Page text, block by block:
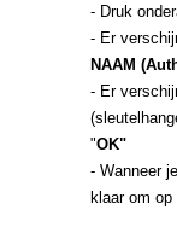
- Druk
- Er
NAAM
- Er
"OK"
- Wanneer
klaar om